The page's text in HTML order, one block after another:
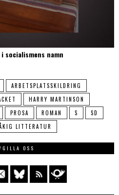
socialismens namn
ARBETSPLATSSKILDRING
HARRY MARTINSON
PROSA ROMAN S
SD
LITTERATUR
GILLA OSS